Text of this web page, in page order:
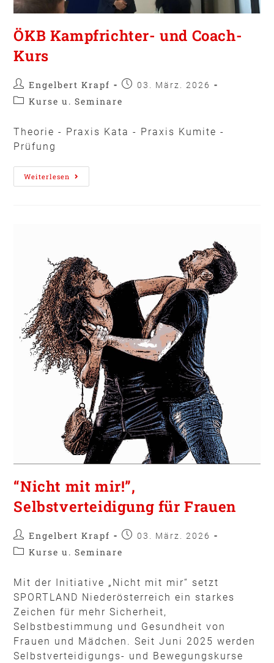
ÖKB Kampfrichter- und Coach-
Kurs
Engelbert Krapf 03. März. 2026
Kurse u. Seminare
Theorie - Praxis Kata - Praxis Kumite -
Prüfung
Weiterlesen
“Nicht mit mir!”,
Selbstverteidigung für Frauen
Engelbert Krapf 03. März. 2026
Kurse u. Seminare
Mit der Initiative „Nicht mit mir“ setzt
SPORTLAND Niederösterreich ein starkes
Zeichen für mehr Sicherheit,
Selbstbestimmung und Gesundheit von
Frauen und Mädchen. Seit Juni 2025 werden
Selbstverteidigungs- und Bewegungskurse